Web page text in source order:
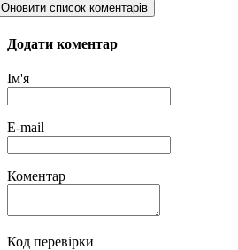
Оновити список коментарів
Додати коментар
Ім'я
E-mail
Коментар
Код перевірки